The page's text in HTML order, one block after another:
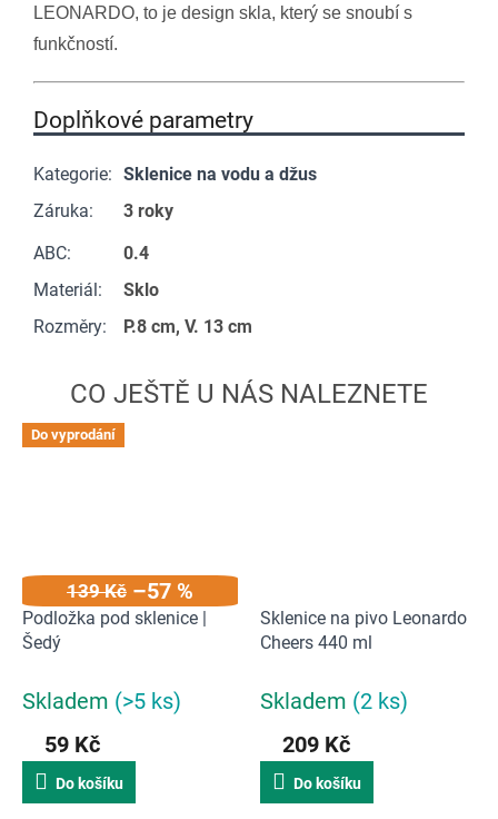
LEONARDO, to je design skla, který se snoubí s
funkčností.
Doplňkové parametry
Kategorie: Sklenice na vodu a džus
Záruka:
3 roky
ABC:
0.4
Materiál :
Sklo
Rozměry: P.8 cm, V. 13 cm
Do vyprodání
139 Kč –57 %
Podložka pod sklenice |
Šedý
Skladem (>5 ks)
59 Kč
Do košíku
Sklenice na pivo Leonardo
Cheers 440 ml
Skladem (2 ks)
209 Kč
Do košíku